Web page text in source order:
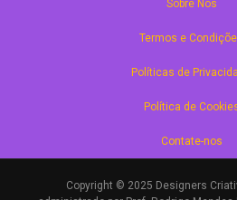
Sobre Nós
Termos e
Políticas de
Política de
Contate-nos
Copyright © 2025 Designers